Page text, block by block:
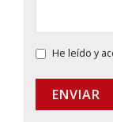
He leído y
ENVIAR